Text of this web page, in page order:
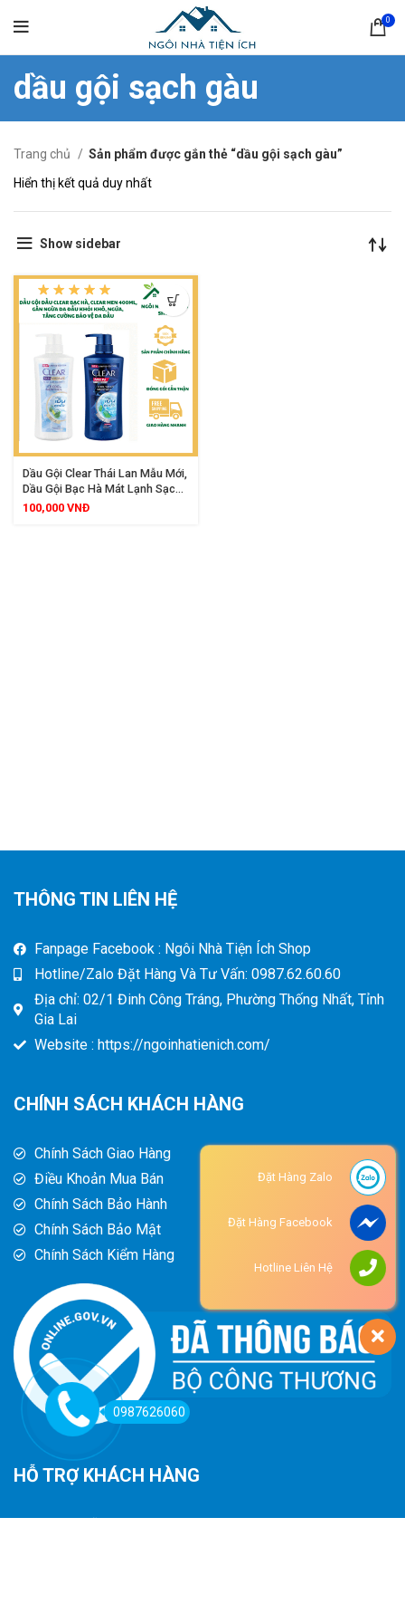
0
dầu gội sạch gàu
Trang chủ
Sản phẩm được gắn thẻ “dầu gội sạch gàu”
Hiển thị kết quả duy nhất
Show sidebar
Dầu Gội Clear Thái Lan Mẫu Mới,
Dầu Gội Bạc Hà Mát Lạnh Sạch
Gàu
100,000 VNĐ
THÔNG TIN LIÊN HỆ
Fanpage Facebook : Ngôi Nhà Tiện Ích Shop
Hotline/Zalo Đặt Hàng Và Tư Vấn: 0987.62.60.60
Địa chỉ: 02/1 Đinh Công Tráng, Phường Thống Nhất, Tỉnh
Gia Lai
Website : https://ngoinhatienich.com/
CHÍNH SÁCH KHÁCH HÀNG
Chính Sách Giao Hàng
Điều Khoản Mua Bán
Chính Sách Bảo Hành
Chính Sách Bảo Mật
Chính Sách Kiểm Hàng
HỖ TRỢ KHÁCH HÀNG
0987626060
Đặt Hàng Zalo
Đặt Hàng Facebook
Hotline Liên Hệ